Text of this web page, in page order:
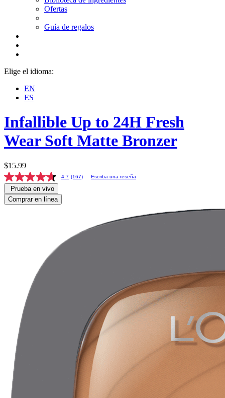
Ofertas
Guía de regalos
Elige el idioma:
EN
ES
Infallible Up to 24H Fresh
Wear Soft Matte Bronzer
$15.99
4.7 (167) Escriba una reseña
Prueba en vivo
Comprar en línea